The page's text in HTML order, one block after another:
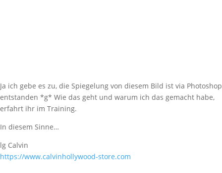
Ja ich gebe es zu, die Spiegelung von diesem Bild ist via Photoshop
entstanden *g* Wie das geht und warum ich das gemacht habe,
erfahrt ihr im Training.
In diesem Sinne…
lg Calvin
https://​www.calvinhollywood-store.com